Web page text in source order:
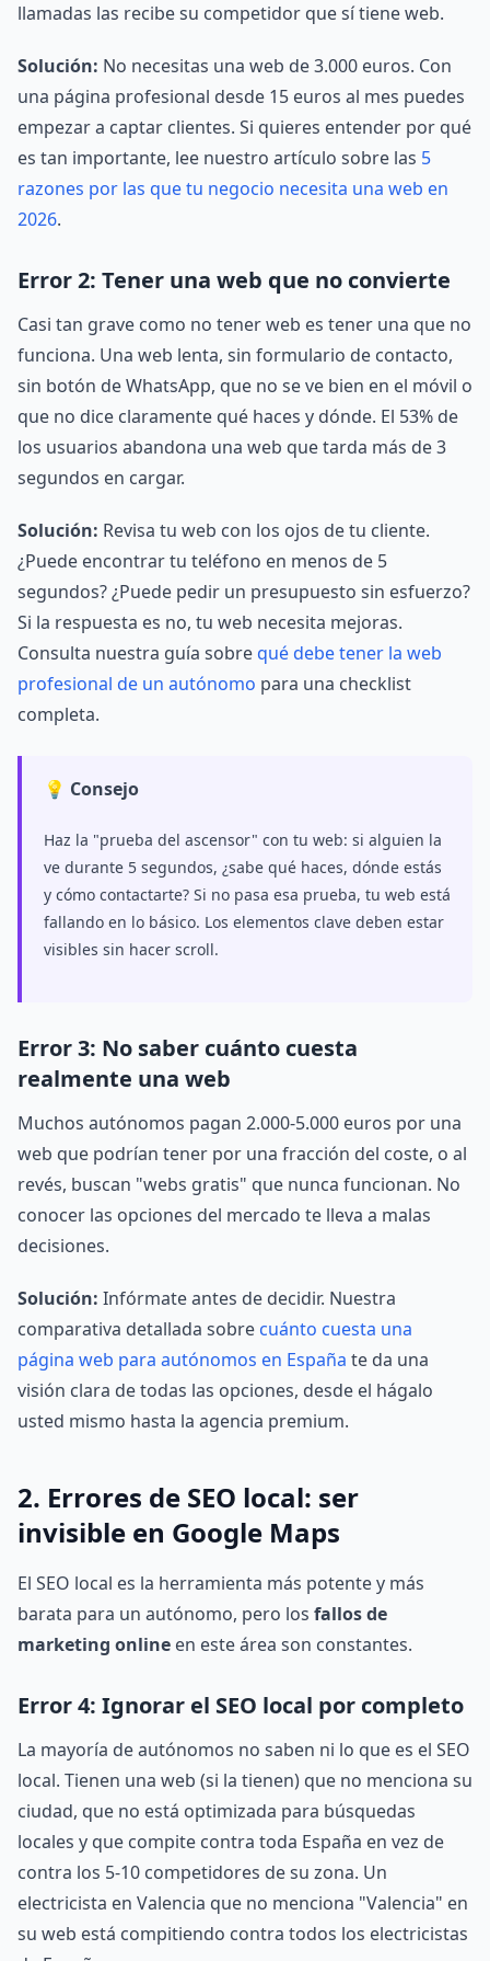
llamadas las recibe su competidor que sí tiene web.
Solución: No necesitas una web de 3.000 euros. Con
una página profesional desde 15 euros al mes puedes
empezar a captar clientes. Si quieres entender por qué
es tan importante, lee nuestro artículo sobre las 5
razones por las que tu negocio necesita una web en
2026.
Error 2: Tener una web que no convierte
Casi tan grave como no tener web es tener una que no
funciona. Una web lenta, sin formulario de contacto,
sin botón de WhatsApp, que no se ve bien en el móvil o
que no dice claramente qué haces y dónde. El 53% de
los usuarios abandona una web que tarda más de 3
segundos en cargar.
Solución: Revisa tu web con los ojos de tu cliente.
¿Puede encontrar tu teléfono en menos de 5
segundos? ¿Puede pedir un presupuesto sin esfuerzo?
Si la respuesta es no, tu web necesita mejoras.
Consulta nuestra guía sobrequé debe tener la web
profesional de un autónomo para una checklist
completa.
💡 Consejo
Haz la "prueba del ascensor" con tu web: si alguien la
ve durante 5 segundos, ¿sabe qué haces, dónde estás
y cómo contactarte? Si no pasa esa prueba, tu web está
fallando en lo básico. Los elementos clave deben estar
visibles sin hacer scroll.
Error 3: No saber cuánto cuesta
realmente una web
Muchos autónomos pagan 2.000-5.000 euros por una
web que podrían tener por una fracción del coste, o al
revés, buscan "webs gratis" que nunca funcionan. No
conocer las opciones del mercado te lleva a malas
decisiones.
Solución: Infórmate antes de decidir. Nuestra
comparativa detallada sobre cuánto cuesta una
página web para autónomos en España te da una
visión clara de todas las opciones, desde el hágalo
usted mismo hasta la agencia premium.
2. Errores de SEO local: ser
invisible en Google Maps
El SEO local es la herramienta más potente y más
barata para un autónomo, pero los fallos de
marketing online en este área son constantes.
Error 4: Ignorar el SEO local por completo
La mayoría de autónomos no saben ni lo que es el SEO
local. Tienen una web (si la tienen) que no menciona su
ciudad, que no está optimizada para búsquedas
locales y que compite contra toda España en vez de
contra los 5-10 competidores de su zona. Un
electricista en Valencia que no menciona "Valencia" en
su web está compitiendo contra todos los electricistas